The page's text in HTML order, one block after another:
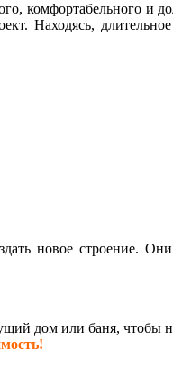
комфортабельного и
Находясь,
новое строение.
дом или баня,